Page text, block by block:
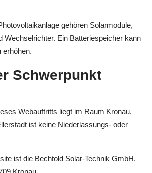
gehören Solarmodule,
Wechselrichter. Ein Batteriespeicher kann
erhöhen.
Schwerpunkt
Webauftritts liegt im Raum Kronau.
ist keine Niederlassungs- oder
ist die Bechtold Solar-Technik GmbH,
Kronau.